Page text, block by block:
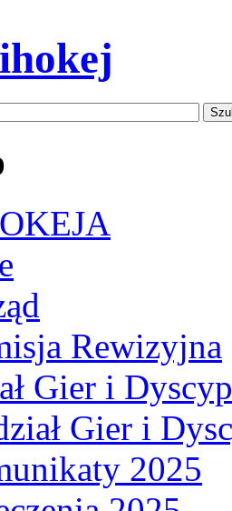
Rewizyjna
Gier i
Gier i
2025